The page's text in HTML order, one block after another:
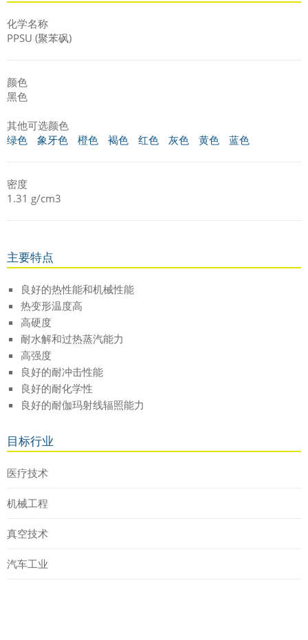
化学名称
PPSU (聚苯砜)
颜色
黑色
其他可选颜色
绿色
象牙色 橙色 褐色 红色 灰色 黄色 蓝色
密度
1.31 g/cm3
主要特点
良好的热性能和机械性能
热变形温度高
高硬度
耐水解和过热蒸汽能力
高强度
良好的耐冲击性能
良好的耐化学性
良好的耐伽玛射线辐照能力
目标行业
医疗技术
机械工程
真空技术
汽车工业